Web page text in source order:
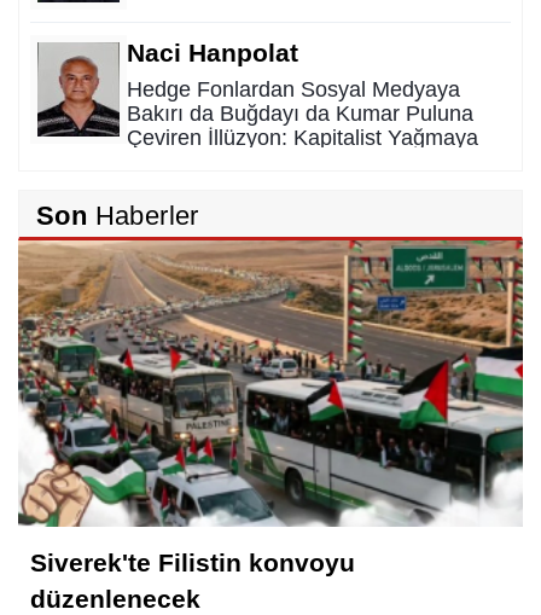
Naci Hanpolat
Hedge Fonlardan Sosyal Medyaya
Bakırı da Buğdayı da Kumar Puluna
Çeviren İllüzyon: Kapitalist Yağmaya
SAHİDEN ŞANLIURFA SAHİPSİZ Mİ?
Cemil Yeşildağ
Dersa Mentikî û Lûyê
Mustafa Karadağlı
NİTELİK
Hasan Baydilli
Son Haberler
Siverek'te Filistin konvoyu
düzenlenecek